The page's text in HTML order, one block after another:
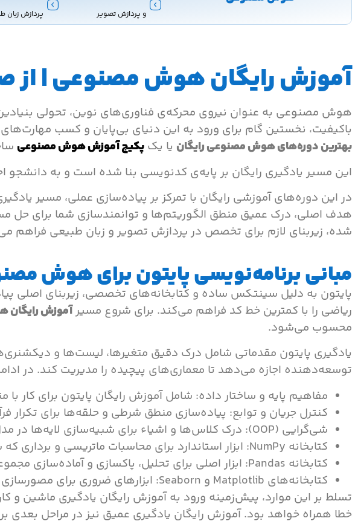
و پردازش تصویر
پردازش زبان
آموزش رایگان هوش مصنوعی | از صفر
هوش مصنوعی به عنوان نیروی محرکه‌ی فناوری‌های نوین، تحولی
باکیفیت، نخستین گام برای ورود به این دنیای بی‌پایان و کسب مهارت‌های
بهترین دوره‌های هوش مصنوعی رایگان یا یک پکیج آموزش هوش مصنوعی
این مسیر یادگیری رایگان بر پایه‌ی کدنویسی بنا شده است و به
در این دوره‌های آموزشی رایگان با تمرکز بر پیاده‌سازی عملی، مسیر
هدف اصلی، درک عمیق منطق الگوریتم‌ها و توانمندسازی شما برای حل
شده، زیربنای لازم برای تخصص در پردازش تصویر و زبان طبیعی فراهم
مبانی برنامه‌نویسی پایتون برای هوش
پایتون به دلیل سینتکس ساده و کتابخانه‌های تخصصی، زیربنای
ریاضی را با کمترین خط کد فراهم می‌کند. برای شروع مسیرآموزش
محسوب می‌شود.
یادگیری پایتون مقدماتی شامل درک دقیق متغیرها، لیست‌ها و
توسعه‌دهنده اجازه می‌دهد تا معماری‌های پیچیده را مدیریت کند. در
مفاهیم پایه و ساختار داده: شامل آموزش رایگان پایتون برای
کنترل جریان و توابع: پیاده‌سازی منطق شرطی و حلقه‌ها برای تکرار
شی‌گرایی (OOP): درک کلاس‌ها و اشیاء برای شبیه‌سازی لایه‌ها در مدل‌های پیشرفته و مدیریت ساختار کدهای سطح بالا.
کتابخانه NumPy: ابزار استاندارد برای محاسبات ماتریسی و برداری که سرعت اجرای عملیات ریاضی را در مدل‌های هوشمند بهینه‌سازی می‌کند.
کتابخانه Pandas: ابزار اصلی برای تحلیل، پاکسازی و آماده‌سازی مجموعه‌داده‌ها پیش از ورود به مرحله آموزش مدل.
کتابخانه‌های Matplotlib و Seaborn: ابزارهای ضروری برای مصورسازی خروجی‌ها و تحلیل آماری توزیع داده‌ها در پروژه‌های علمی.
تسلط بر این موارد، پیش‌زمینه ورود به آموزش رایگان یادگیری ماشین و
خطا همراه خواهد بود. آموزش رایگان یادگیری عمیق نیز در مراحل